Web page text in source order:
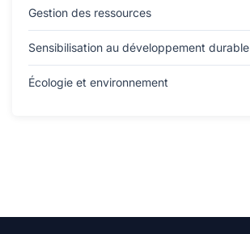
Gestion des ressources
Sensibilisation au développement durable
Écologie et environnement